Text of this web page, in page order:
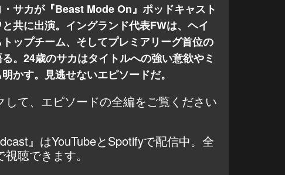
サカが『Beast Mode On』ポッドキャスト
共に出演。イングランド代表FWは、ヘイ
ップチーム、そしてプレミアリーグ首位の
。24歳のサカはタイトルへの強い意欲やミ
かす。見逃せないエピソードだ。
て、エピソードの全編をご覧ください
』はYouTubeとSpotifyで配信中。全
聴できます。